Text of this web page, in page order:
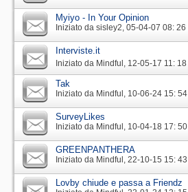
Myiyo - In Your Opinion
Iniziato da sisley2‎, 05-04-07 08: 26
Interviste.it
Iniziato da Mindful‎, 12-05-17 11: 18
Tak
Iniziato da Mindful‎, 10-06-24 15: 54
SurveyLikes
Iniziato da Mindful‎, 10-04-18 17: 50
GREENPANTHERA
Iniziato da Mindful‎, 22-10-15 15: 43
Lovby chiude e passa a Friendz